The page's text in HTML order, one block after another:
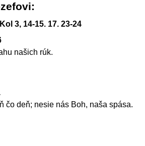
Kol 3, 14-15. 17. 23-24
našich rúk.
čo deň; nesie nás Boh, naša spása.